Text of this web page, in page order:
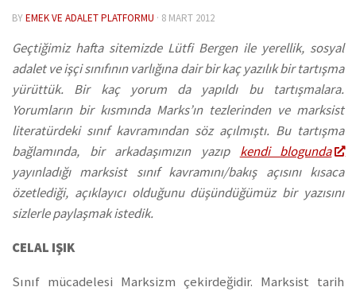
BYEMEK VE ADALET PLATFORMU · 8 MART 2012
Geçtiğimiz hafta sitemizde Lütfi Bergen ile yerellik, sosyal
adalet ve işçi sınıfının varlığına dair bir kaç yazılık bir tartışma
yürüttük. Bir kaç yorum da yapıldı bu tartışmalara.
Yorumların bir kısmında Marks’ın tezlerinden ve marksist
literatürdeki sınıf kavramından söz açılmıştı. Bu tartışma
bağlamında, bir arkadaşımızın yazıp kendi blogunda
yayınladığı marksist sınıf kavramını/bakış açısını kısaca
özetlediği, açıklayıcı olduğunu düşündüğümüz bir yazısını
sizlerle paylaşmak istedik.
CELAL IŞIK
Sınıf mücadelesi Marksizm çekirdeğidir. Marksist tarih